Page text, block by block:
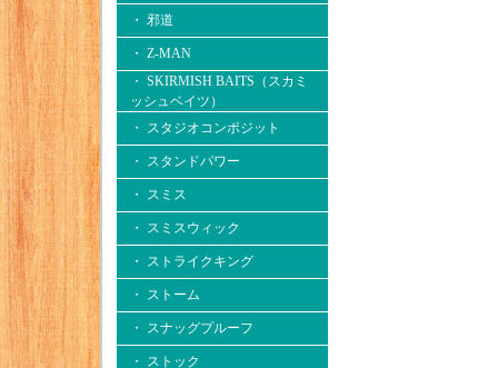
・ 邪道
・ Z-MAN
・ SKIRMISH BAITS（スカミ
ッシュベイツ）
・ スタジオコンポジット
・ スタンドパワー
・ スミス
・ スミスウィック
・ ストライクキング
・ ストーム
・ スナッグプルーフ
・ ストック